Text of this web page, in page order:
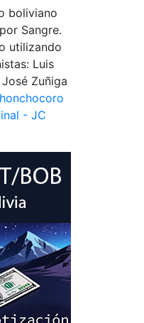
boliviano
Sangre.
utilizando
Luis
Zuñiga
- JC